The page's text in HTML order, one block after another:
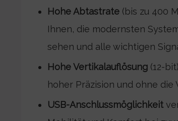
Hohe Abtastrate (bis zu 400
Ihnen, die modernsten
sehen und alle wichtigen
Hohe Vertikalauflösung (12-
hoher Präzision und ohne
USB-Anschlussmöglichkeit